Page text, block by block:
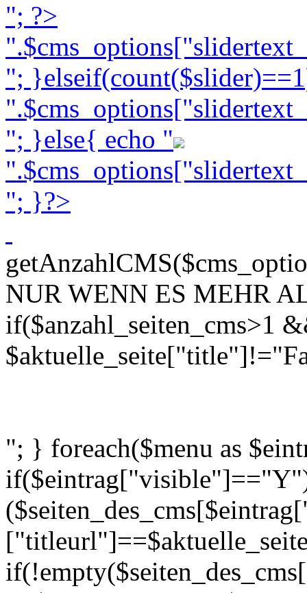
"; ?>
";
"; }else{ echo "
"; }?>
NUR WENN ES MEHR
if($anzahl_seiten_cms>1
"; } foreach($menu as